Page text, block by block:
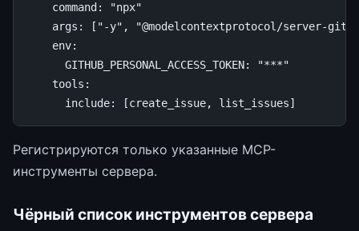
command :
"npx"
args : [ "-y" ,
"@modelcontextprotocol/server-
env:
GITHUB_PERSONAL_ACCESS_TOKEN:
"***"
tools :
include: [create_issue, list_issues]
Регистрируются только указанные MCP-
инструменты сервера.
Чёрный список инструментов сервера